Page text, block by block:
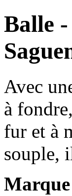
Balle
Avec
à
fur et à
souple,